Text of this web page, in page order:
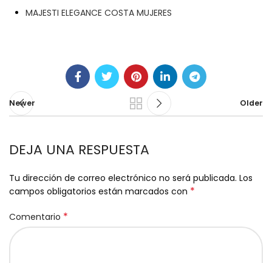
MAJESTI ELEGANCE COSTA MUJERES
Newer Older
DEJA UNA RESPUESTA
Tu dirección de correo electrónico no será publicada. Los
campos obligatorios están marcados con *
Comentario *